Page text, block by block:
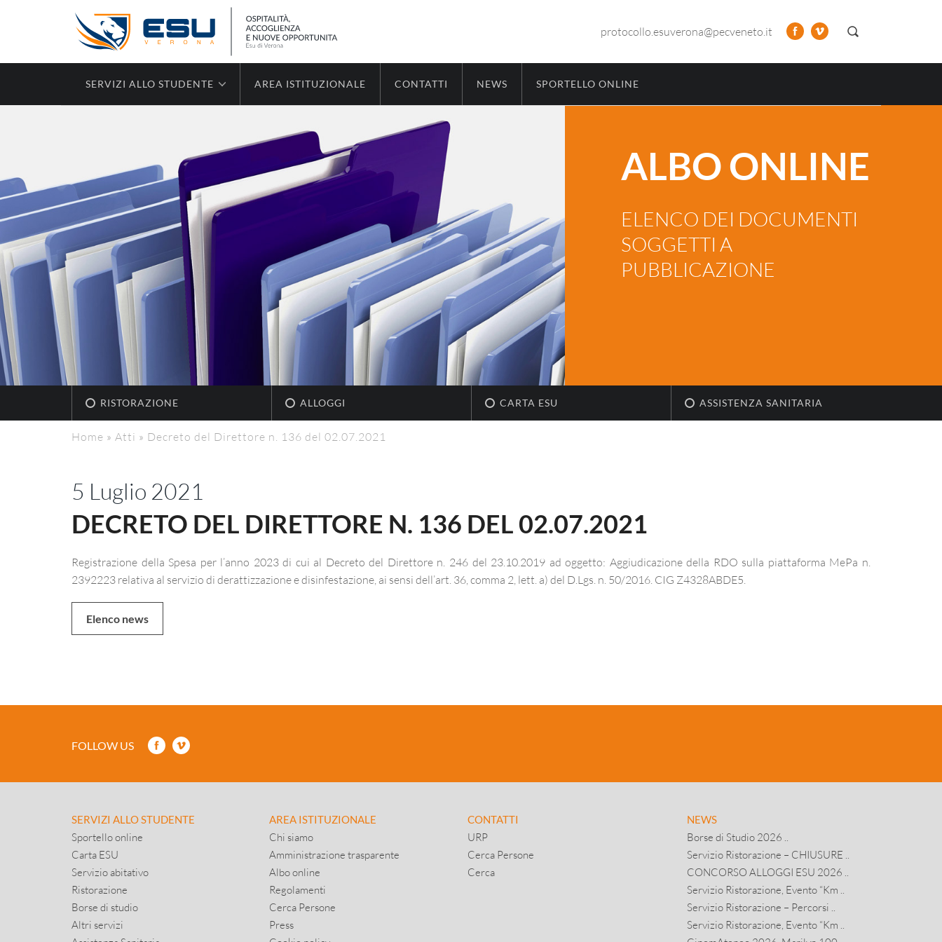
protocollo.esuverona@pecveneto.it
SERVIZI ALLO STUDENTE AREA ISTITUZIONALE CONTATTI NEWS SPORTELLO ONLINE
ALBO ONLINE
ELENCO DEI DOCUMENTI
SOGGETTI A
PUBBLICAZIONE
RISTORAZIONE ALLOGGI CARTA ESU ASSISTENZA SANITARIA
Home » Atti » Decreto del Direttore n. 136 del 02.07.2021
5 Luglio 2021
DECRETO DEL DIRETTORE N. 136 DEL 02.07.2021
Registrazione della Spesa per l’anno 2023 di cui al Decreto del Direttore n. 246 del 23.10.2019 ad oggetto: Aggiudicazione della RDO sulla piattaforma MePa n.
2392223 relativa al servizio di derattizzazione e disinfestazione, ai sensi dell’art. 36, comma 2, lett. a) del D.Lgs. n. 50/2016. CIG Z4328ABDE5.
Elenco news
FOLLOW US
SERVIZI ALLO STUDENTE
Sportello online
Carta ESU
Servizio abitativo
Ristorazione
Borse di studio
Altri servizi
AREA ISTITUZIONALE
Chi siamo
Amministrazione trasparente
Albo online
Regolamenti
Cerca Persone
Press
CONTATTI
URP
Cerca Persone
Cerca
NEWS
Borse di Studio 2026 ..
Servizio Ristorazione – CHIUSURE ..
CONCORSO ALLOGGI ESU 2026 ..
Servizio Ristorazione, Evento “Km ..
Servizio Ristorazione – Percorsi ..
Servizio Ristorazione, Evento “Km ..